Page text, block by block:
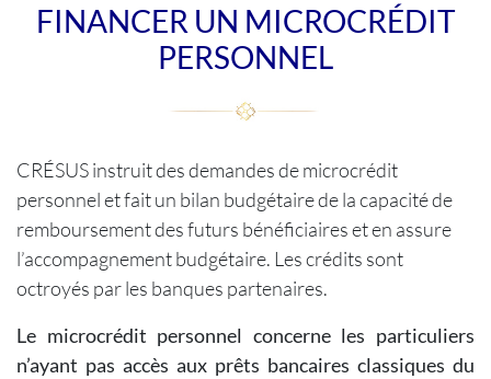
FINANCER UN MICROCRÉDIT
PERSONNEL
CRÉSUS instruit des demandes de microcrédit
personnel et fait un bilan budgétaire de la capacité de
remboursement des futurs bénéficiaires et en assure
l’accompagnement budgétaire. Les crédits sont
octroyés par les banques partenaires.
Le microcrédit personnel concerne les particuliers
n’ayant pas accès aux prêts bancaires classiques du